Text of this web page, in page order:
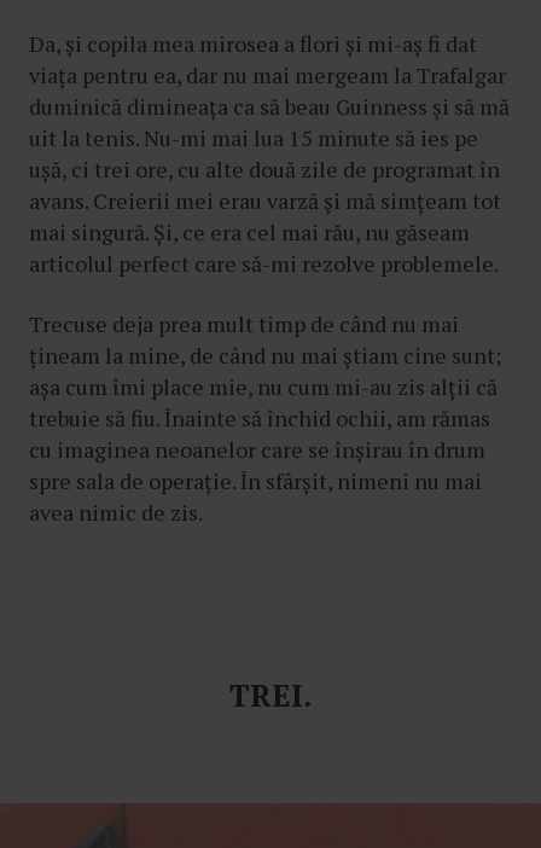
Da, și copila mea mirosea a flori și mi-aș fi dat
viața pentru ea, dar nu mai mergeam la Trafalgar
duminică dimineața ca să beau Guinness și să mă
uit la tenis. Nu-mi mai lua 15 minute să ies pe
ușă, ci trei ore, cu alte două zile de programat în
avans. Creierii mei erau varză și mă simțeam tot
mai singură. Și, ce era cel mai rău, nu găseam
articolul perfect care să-mi rezolve problemele.
Trecuse deja prea mult timp de când nu mai
țineam la mine, de când nu mai știam cine sunt;
așa cum îmi place mie, nu cum mi-au zis alții că
trebuie să fiu. Înainte să închid ochii, am rămas
cu imaginea neoanelor care se înșirau în drum
spre sala de operație. În sfârșit, nimeni nu mai
avea nimic de zis.
TREI.